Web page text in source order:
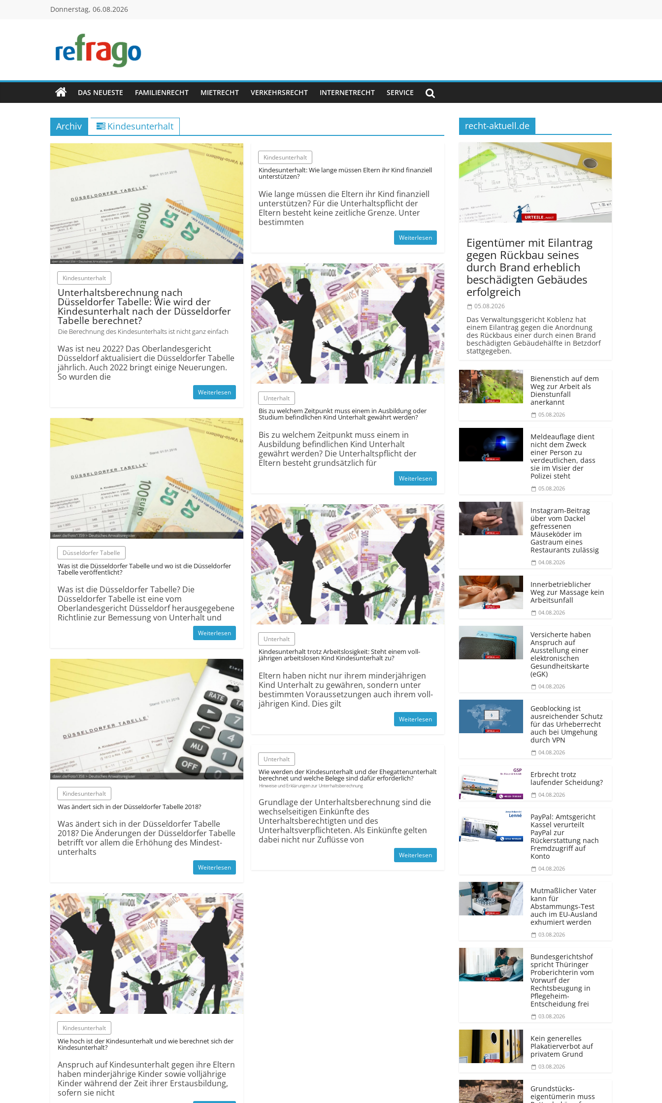
Donnerstag, 06.08.2026
refrago
Rechtsfragen
online
verständlich
erklärt
kostenlos
DAS NEUESTE FAMILIENRECHT MIETRECHT VERKEHRSRECHT INTERNETRECHT SERVICE
Archiv Kindesunterhalt
Kindesunterhalt
Unterhaltsberechnung nach
Düsseldorfer Tabelle: Wie wird der
Kindesunterhalt nach der Düsseldorfer
Tabelle berechnet?
Die Berechnung des Kindesunterhalts ist nicht ganz einfach
Was ist neu 2022? Das Oberlandesgericht
Düsseldorf aktualisiert die Düsseldorfer Tabelle
jährlich. Auch 2022 bringt einige Neuerungen.
So wurden die
Weiterlesen
Düsseldorfer Tabelle
Was ist die Düsseldorfer Tabelle und wo ist die Düsseldorfer
Tabelle veröffentlicht?
Was ist die Düsseldorfer Tabelle? Die
Düsseldorfer Tabelle ist eine vom
Oberlandesgericht Düsseldorf herausgegebene
Richtlinie zur Bemessung von Unterhalt und
Weiterlesen
Kindes­unterhalt
Was ändert sich in der Düsseldorfer Tabelle 2018?
Was ändert sich in der Düsseldorfer Tabelle
2018? Die Änderungen der Düsseldorfer Tabelle
betrifft vor allem die Erhöhung des Mindest­
unterhalts
Weiterlesen
Kindes­unterhalt
Wie hoch ist der Kindes­unterhalt und wie berechnet sich der
Kindes­unterhalt?
Anspruch auf Kindes­unterhalt gegen ihre Eltern
haben minder­jährige Kinder sowie volljährige
Kinder während der Zeit ihrer Erstaus­bildung,
sofern sie nicht
Kindes­unterhalt
Kindes­unterhalt: Wie lange müssen Eltern ihr Kind finanziell
unterstützen?
Wie lange müssen die Eltern ihr Kind finanziell
unterstützen? Für die Unterhalts­pflicht der
Eltern besteht keine zeitliche Grenze. Unter
bestimmten
Weiterlesen
Unterhalt
Bis zu welchem Zeitpunkt muss einem in Ausbildung oder
Studium befindlichen Kind Unterhalt gewährt werden?
Bis zu welchem Zeitpunkt muss einem in
Ausbildung befindlichen Kind Unterhalt
gewährt werden? Die Unterhalts­pflicht der
Eltern besteht grund­sätzlich für
Weiterlesen
Unterhalt
Kindes­unterhalt trotz Arbeits­losig­keit: Steht einem voll­
jährigen arbeits­losen Kind Kindes­unterhalt zu?
Eltern haben nicht nur ihrem minderjährigen
Kind Unterhalt zu gewähren, sondern unter
bestimmten Voraus­setzungen auch ihrem voll­
jährigen Kind. Dies gilt
Weiterlesen
Unterhalt
Wie werden der Kindesunterhalt und der Ehegattenunterhalt
berechnet und welche Belege sind dafür erforderlich?
Hinweise und Erklärungen zur Unterhaltsberechnung
Grundlage der Unterhaltsberechnung sind die
wechselseitigen Einkünfte des
Unterhaltsberechtigten und des
Unterhaltsverpflichteten. Als Einkünfte gelten
dabei nicht nur Zuflüsse von
Weiterlesen
recht-aktuell.de
Eigentümer mit Eilantrag
gegen Rückbau seines
durch Brand erheblich
beschädigten Gebäudes
erfolgreich
05.08.2026
Das Verwaltungsgericht Koblenz hat
einem Eilantrag gegen die Anordnung
des Rückbaus einer durch einen Brand
beschädigten Gebäudehälfte in Betzdorf
stattgegeben.
Bienenstich auf dem
Weg zur Arbeit als
Dienstunfall
anerkannt
05.08.2026
Meldeauflage dient
nicht dem Zweck
einer Person zu
verdeutlichen, dass
sie im Visier der
Polizei steht
05.08.2026
Instagram-Beitrag
über vom Dackel
gefressenen
Mäuseköder im
Gastraum eines
Restaurants zulässig
04.08.2026
Innerbetrieblicher
Weg zur Massage kein
Arbeitsunfall
04.08.2026
Versicherte haben
Anspruch auf
Ausstellung einer
elektronischen
Gesundheitskarte
(eGK)
04.08.2026
Geoblocking ist
ausreichender Schutz
für das Urheberrecht
auch bei Umgehung
durch VPN
04.08.2026
Erbrecht trotz
laufender Scheidung?
04.08.2026
PayPal: Amtsgericht
Kassel verurteilt
PayPal zur
Rückerstattung nach
Fremdzugriff auf
Konto
04.08.2026
Mutmaßlicher Vater
kann für
Abstammungs-Test
auch im EU-Ausland
exhumiert werden
03.08.2026
Bundesgerichtshof
spricht Thüringer
Proberichterin vom
Vorwurf der
Rechtsbeugung in
Pflegeheim-
Entscheidung frei
03.08.2026
Kein generelles
Plakatierverbot auf
privatem Grund
03.08.2026
Grundstücks­
eigentümerin muss